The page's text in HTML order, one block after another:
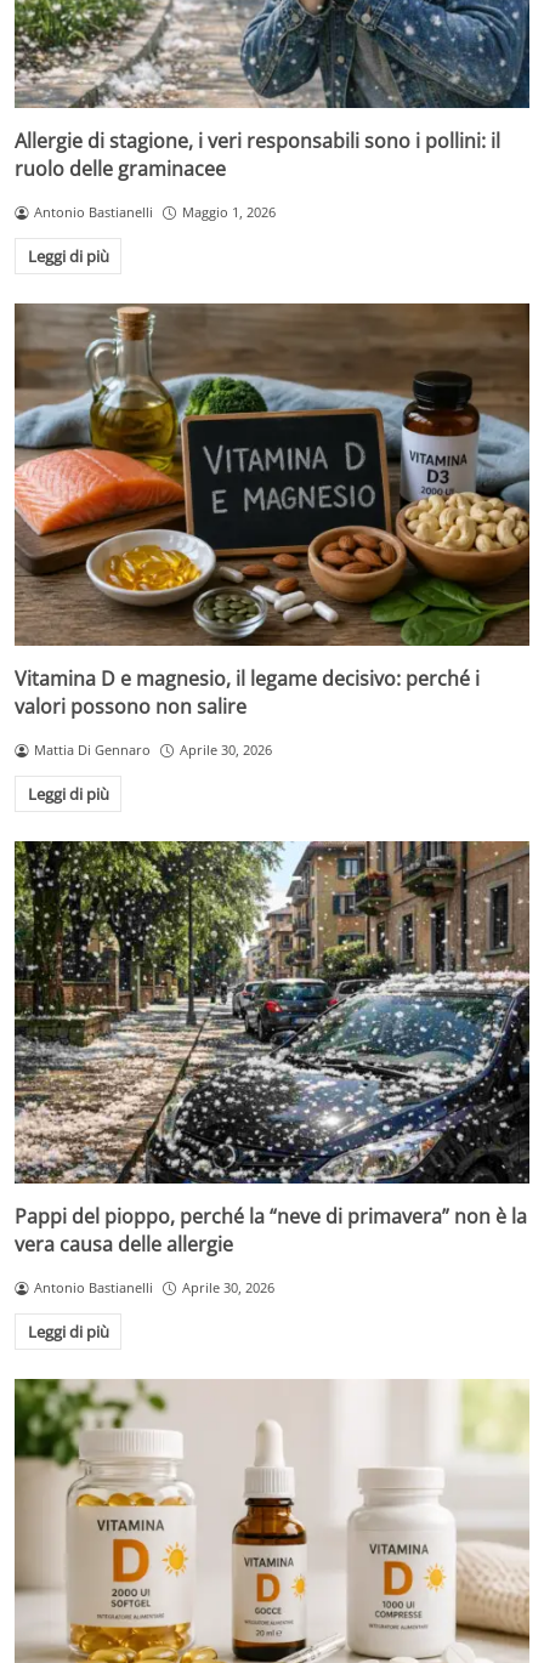
Allergie di stagione, i veri responsabili sono i pollini: il
ruolo delle graminacee
Antonio Bastianelli Maggio 1, 2026
Leggi di più
Vitamina D e magnesio, il legame decisivo: perché i
valori possono non salire
Mattia Di Gennaro Aprile 30, 2026
Leggi di più
Pappi del pioppo, perché la “neve di primavera” non è la
vera causa delle allergie
Antonio Bastianelli Aprile 30, 2026
Leggi di più